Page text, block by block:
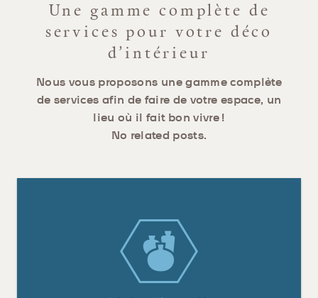
Une gamme complète de
services pour votre déco
d’intérieur
Nous vous proposons une gamme complète
de services afin de faire de votre espace, un
lieu où il fait bon vivre !
No related posts.